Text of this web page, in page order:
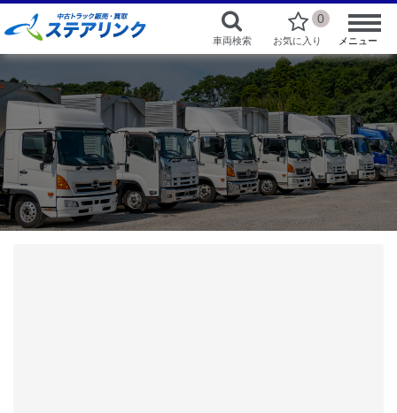
車両検索
0
お気に入り メニュー